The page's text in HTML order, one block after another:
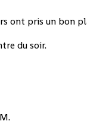
ont pris un bon
du soir.